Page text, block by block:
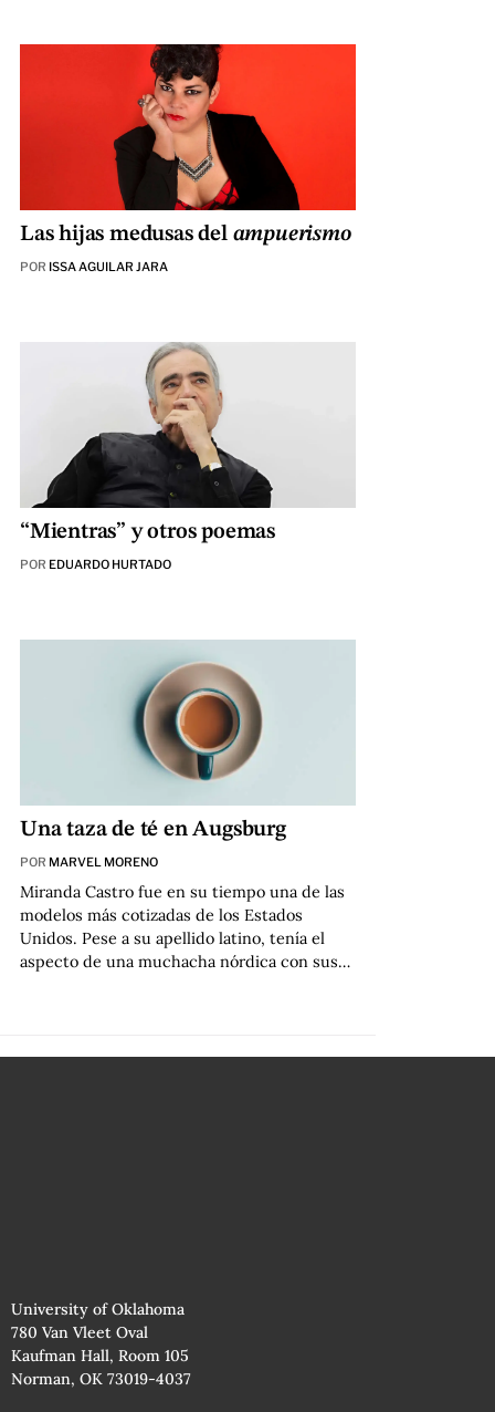
Las hijas medusas del ampuerismo
POR ISSA AGUILAR JARA
“Mientras” y otros poemas
POR EDUARDO HURTADO
Una taza de té en Augsburg
POR MARVEL MORENO
Miranda Castro fue en su tiempo una de las
modelos más cotizadas de los Estados
Unidos. Pese a su apellido latino, tenía el
aspecto de una muchacha nórdica con sus…
University of Oklahoma
780 Van Vleet Oval
Kaufman Hall, Room 105
Norman, OK 73019-4037